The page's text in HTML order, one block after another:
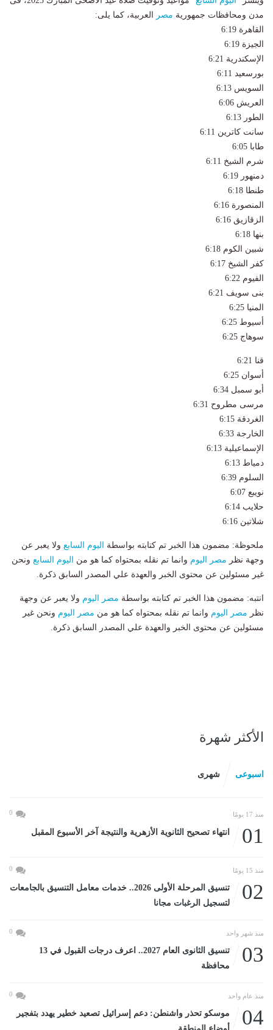
مدن ومحافظات جمهورية مصر
العربية، كما يلى:
القاهرة 6:19
الجيزة 6:19
الإسكندرية 6:21
بورسعيد 6:11
السويس 6:13
العريش 6:06
الطور 6:13
سانت كاترين 6:11
طابا 6:05
شرم الشيخ 6:11
دمنهور 6:19
طنطا 6:18
المنصورة 6:16
الزقازيق 6:16
بنها 6:18
شبين الكوم 6:18
كفر الشيخ 6:17
الفيوم 6:22
بنى سويف 6:21
المنيا 6:25
أسيوط 6:25
سوهاج 6:25
قنا 6:21
أسوان 6:25
أبو سمبل 6:34
مرسى مطروح 6:31
الغردقة 6:15
الخارجة 6:33
الإسماعيلية 6:13
دمياط 6:13
السلوم 6:39
نويبع 6:07
حلايب 6:14
شلاتين 6:16
ملحوظة: مضمون هذا الخبر تم كتابته بواسطة اليوم السابع ولا يعبر عن
وجهة نظر مصر اليوم وانما تم نقله بمحتواه كما هو من اليوم السابع ونحن
غير مسئولين عن محتوى الخبر والعهدة علي المصدر السابق ذكرة.
انتبه: مضمون هذا الخبر تم كتابته بواسطة مصر اليوم ولا يعبر عن وجهة
نظر مصر اليوم وانما تم نقله بمحتواه كما هو من مصر اليوم ونحن غير
مسئولين عن محتوى الخبر والعهدة علي المصدر السابق ذكرة.
الأكثر شهرة
اسبوعى شهرى
منذ 17 يومًا 0
01 انتهاء تصحيح الثانوية الأزهرية والنتيجة آخر الأسبوع المقبل
منذ 15 يومًا 0
02
تنسيق المرحلة الأولى 2026.. خدمات معامل التنسيق بالجامعات
لتسجيل الرغبات مجانا
منذ شهر واحد 0
03
تنسيق الثانوى العام 2027.. اعرف درجات القبول في 13
محافظة
منذ عام واحد 0
04
موسكو تحذر واشنطن: دعم إسرائيل تصعيد خطير يهدد بتفجير